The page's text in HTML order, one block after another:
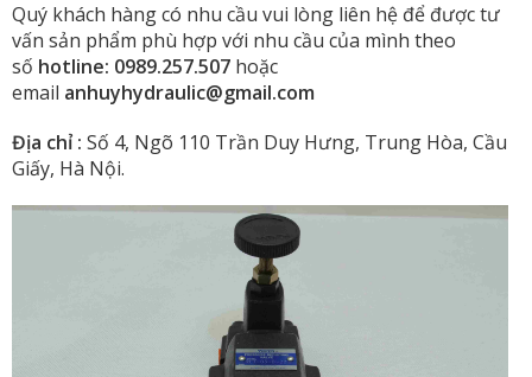
Quý khách hàng có nhu cầu vui lòng liên hệ để được tư
vấn sản phẩm phù hợp với nhu cầu của mình theo
số hotline: 0989.257.507 hoặc
email anhuyhydraulic@gmail.com
Địa chỉ : Số 4, Ngõ 110 Trần Duy Hưng, Trung Hòa, Cầu
Giấy, Hà Nội.